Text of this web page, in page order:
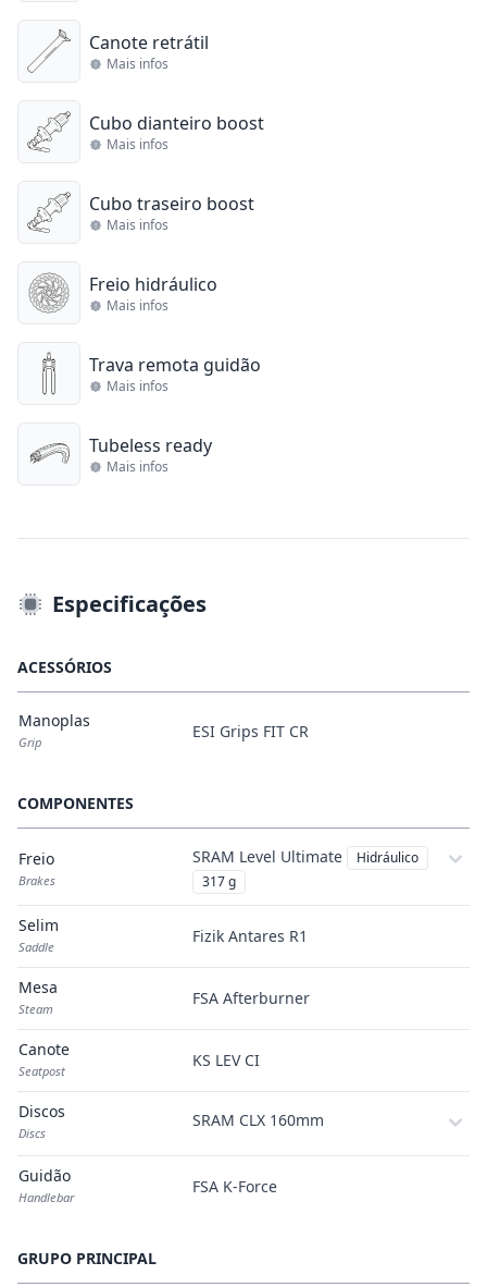
Canote retrátil
Mais infos
Cubo dianteiro boost
Mais infos
Cubo traseiro boost
Mais infos
Freio hidráulico
Mais infos
Trava remota guidão
Mais infos
Tubeless ready
Mais infos
Especificações
ACESSÓRIOS
Manoplas
Grip
ESI Grips FIT CR
COMPONENTES
Freio
Brakes
SRAM Level Ultimate
Hidráulico
317 g
Selim
Saddle
Fizik Antares R1
Mesa
Steam
FSA Afterburner
Canote
Seatpost
KS LEV CI
Discos
Discs
SRAM CLX 160mm
Guidão
Handlebar
FSA K-Force
GRUPO PRINCIPAL